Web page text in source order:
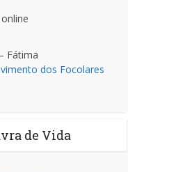
– Fátima
dos Focolares
de Vida